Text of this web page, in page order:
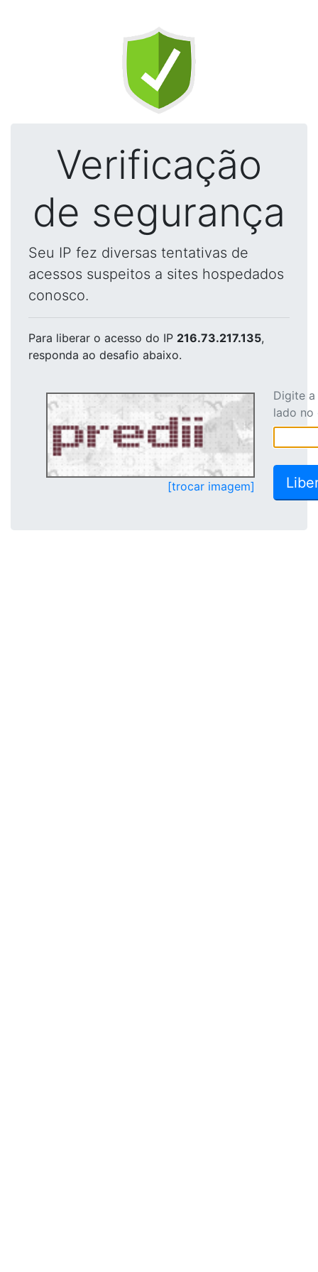
Verificação
de segurança
Seu IP fez diversas tentativas de
acessos suspeitos a sites hospedados
conosco.
Para liberar o acesso do IP 216.73.217.135,
responda ao desafio abaixo.
[trocar imagem]
Digite
lado no